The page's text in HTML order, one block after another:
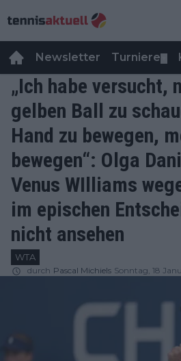
Newsletter Turniere
„Ich habe versucht,
gelben Ball zu
Hand zu bewegen,
bewegen“: Olga
Venus WIlliams
im epischen
nicht ansehen
WTA
durch Pascal Michiels Sonntag, 18